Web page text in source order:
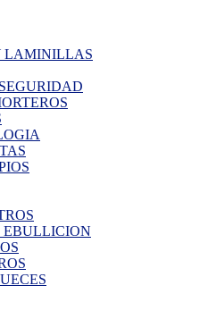
LAMINILLAS
EBULLICION